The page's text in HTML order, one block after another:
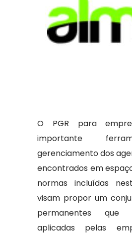
O PGR para
importante
gerenciamento dos
encontrados em
normas incluídas
visam propor um
permanentes que
aplicadas pelas